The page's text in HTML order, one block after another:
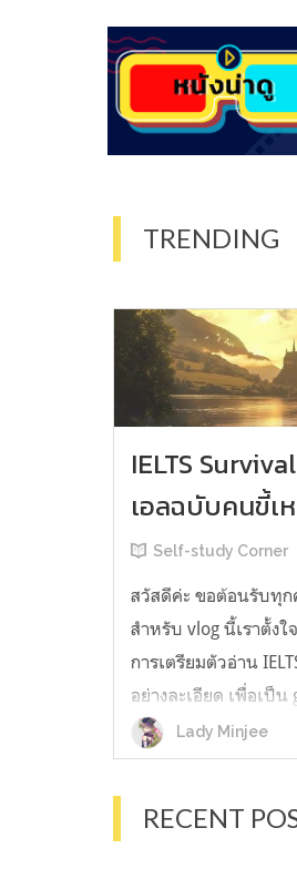
TRENDING
IELTS
เอลฉบับคนขี้เ
Self-study Corner
สวัสดีค่ะ ขอต้อนรับทุก
สำหรับ vlog นี้เราตั้ง
การเตรียมตัวอ่าน
อย่างละเอียด เพื่อเป็
ลนจะสอบแต่ไม่รู้ต้อง
ข้อมูลเพิ่มเติมมาเสริม
Lady Minjee
RECENT